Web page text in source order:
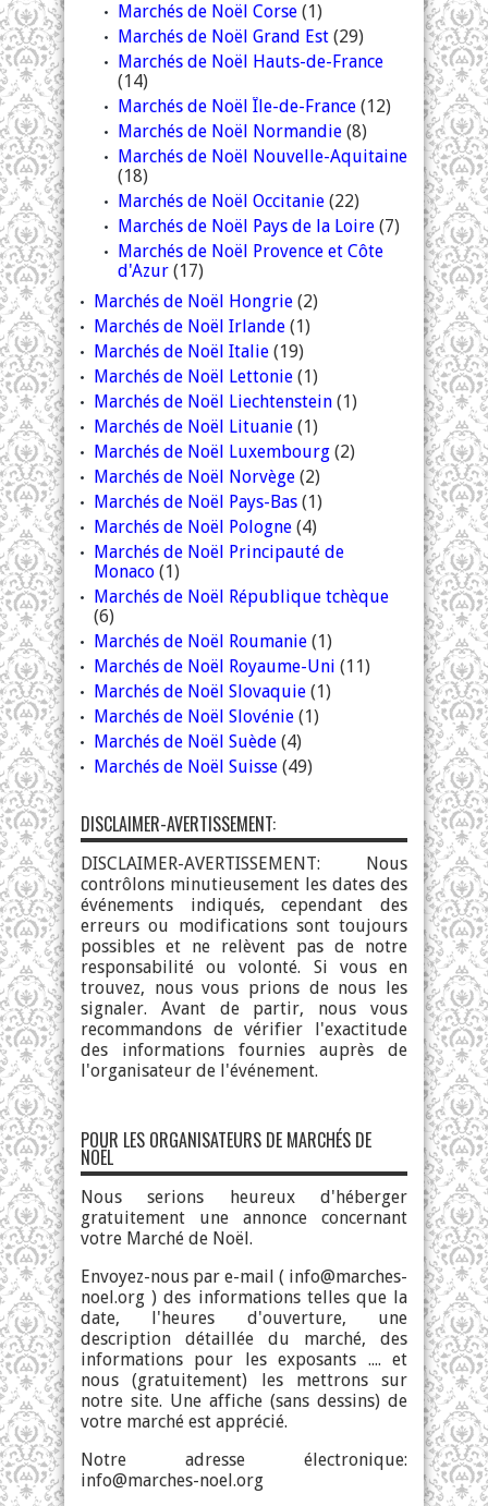
Marchés de Noël Corse (1)
Marchés de Noël Grand Est (29)
Marchés de Noël Hauts-de-France
(14)
Marchés de Noël Île-de-France (12)
Marchés de Noël Normandie (8)
Marchés de Noël Nouvelle-Aquitaine
(18)
Marchés de Noël Occitanie (22)
Marchés de Noël Pays de la Loire (7)
Marchés de Noël Provence et Côte
d'Azur (17)
Marchés de Noël Hongrie (2)
Marchés de Noël Irlande (1)
Marchés de Noël Italie (19)
Marchés de Noël Lettonie (1)
Marchés de Noël Liechtenstein (1)
Marchés de Noël Lituanie (1)
Marchés de Noël Luxembourg (2)
Marchés de Noël Norvège (2)
Marchés de Noël Pays-Bas (1)
Marchés de Noël Pologne (4)
Marchés de Noël Principauté de
Monaco (1)
Marchés de Noël République tchèque
(6)
Marchés de Noël Roumanie (1)
Marchés de Noël Royaume-Uni (11)
Marchés de Noël Slovaquie (1)
Marchés de Noël Slovénie (1)
Marchés de Noël Suède (4)
Marchés de Noël Suisse (49)
DISCLAIMER-AVERTISSEMENT:
DISCLAIMER-AVERTISSEMENT: Nous
contrôlons minutieusement les dates des
événements indiqués, cependant des
erreurs ou modifications sont toujours
possibles et ne relèvent pas de notre
responsabilité ou volonté. Si vous en
trouvez, nous vous prions de nous les
signaler. Avant de partir, nous vous
recommandons de vérifier l'exactitude
des informations fournies auprès de
l'organisateur de l'événement.
POUR LES ORGANISATEURS DE MARCHÉS DE
NOËL
Nous serions heureux d'héberger
gratuitement une annonce concernant
votre Marché de Noël.
Envoyez-nous par e-mail ( info@marches-
noel.org ) des informations telles que la
date, l'heures d'ouverture, une
description détaillée du marché, des
informations pour les exposants .... et
nous (gratuitement) les mettrons sur
notre site. Une affiche (sans dessins) de
votre marché est apprécié.
Notre adresse électronique:
info@marches-noel.org